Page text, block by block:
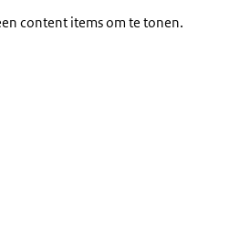
content items om te tonen.